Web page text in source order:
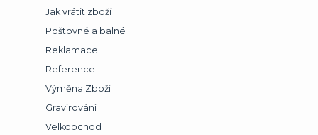
Jak vrátit zboží
Poštovné a balné
Reklamace
Reference
Výměna Zboží
Gravírování
Velkobchod